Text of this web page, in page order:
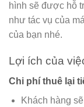
hình sẽ được hỗ
như tác vụ của
của bạn nhé.
Lợi ích của
Chi phí thuê lại
Khách hàng